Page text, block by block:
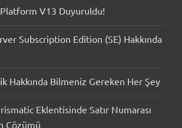
V13 Duyuruldu!
Subscription Edition (SE) Hakkında
Hakkında Bilmeniz Gereken Her Şey
Eklentisinde Satır Numarası
Çözümü